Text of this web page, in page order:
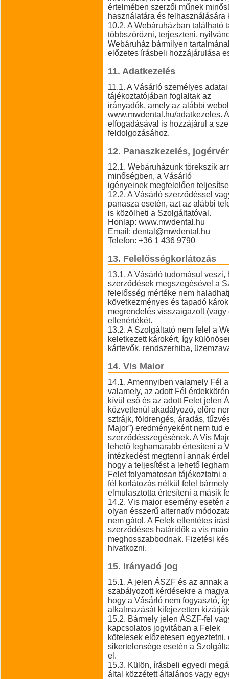
értelmében szerzői műnek
használatára és
10.2. A Webáruházban található
többszörözni, terjeszteni,
Webáruház bármilyen
előzetes írásbeli hozzájárulása
11. Adatkezelés
11.1. A Vásárló személyes
tájékoztatójában foglaltak az
irányadók, amely az alábbi
www.mwdental.hu/adatkezeles.
elfogadásával is hozzájárul a
feldolgozásához.
12. Panaszkezelés,
12.1. Webáruházunk törekszik
minőségben, a Vásárló
igényeinek megfelelően
12.2. A Vásárló szerződéssel
panasza esetén, azt az alábbi
is közölheti a Szolgáltatóval.
Honlap: www.mwdental.hu
Email: dental@mwdental.hu
Telefon: +36 1 436 9790
13. Felelősségkorlátozás
13.1. A Vásárló tudomásul
szerződések megszegésével a
felelősség mértéke nem
következményes és tapadó
megrendelés visszaigazolt
ellenértékét.
13.2. A Szolgáltató nem felel a
keletkezett károkért, így
kártevők, rendszerhiba,
14. Vis Maior
14.1. Amennyiben valamely Fél
valamely, az adott Fél érdekkörén
kívül eső és az adott Felet jelen
közvetlenül akadályozó, előre
sztrájk, földrengés, áradás,
Major”) eredményeként nem tud
szerződésszegésének. A Vis
lehető leghamarabb értesíteni a
intézkedést megtenni annak
hogy a teljesítést a lehető
Felet folyamatosan tájékoztatni
fél korlátozás nélkül felel
elmulasztotta értesíteni a másik
14.2. Vis maior esemény esetén
olyan ésszerű alternatív
nem gátol. A Felek ellentétes
szerződéses határidők a vis
meghosszabbodnak. Fizetési
hivatkozni.
15. Irányadó jog
15.1. A jelen ÁSZF és az annak
szabályozott kérdésekre a
hogy a Vásárló nem fogyasztó,
alkalmazását kifejezetten
15.2. Bármely jelen ÁSZF-fel
kapcsolatos jogvitában a Felek
kötelesek előzetesen
sikertelensége esetén a
el.
15.3. Külön, írásbeli egyedi
által közzétett általános vagy